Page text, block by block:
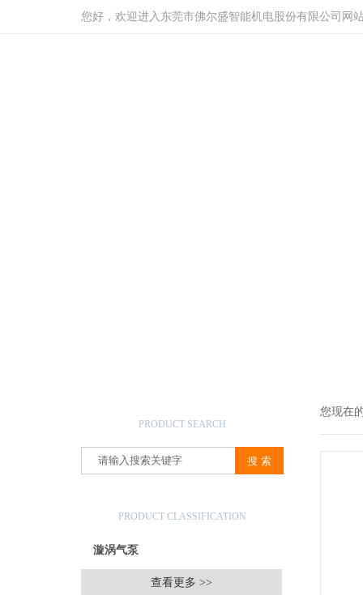
您好，欢迎进入东莞市佛尔盛智能机电股份有限公司网
PRODUCT SEARCH
PRODUCT CLASSIFICATION
漩涡气泵
查看更多 >>
您现在